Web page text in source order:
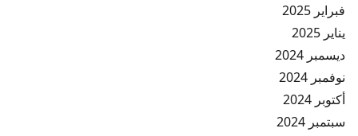
فبراير 2025
يناير 2025
ديسمبر 2024
نوفمبر 2024
أكتوبر 2024
سبتمبر 2024